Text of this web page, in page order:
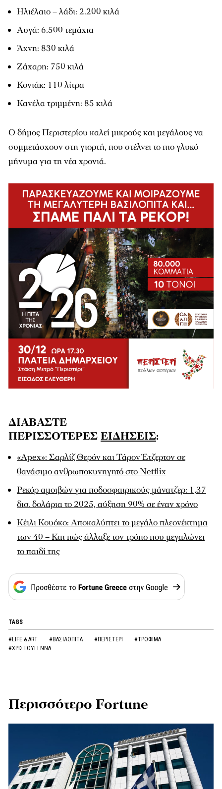
Ηλιέλαιο – λάδι: 2.200 κιλά
Αυγά: 6.500 τεμάχια
Άχνη: 830 κιλά
Ζάχαρη: 750 κιλά
Κονιάκ: 110 λίτρα
Κανέλα τριμμένη: 85 κιλά
Ο δήμος Περιστερίου καλεί μικρούς και μεγάλους να
συμμετάσχουν στη γιορτή, που στέλνει το πιο γλυκό
μήνυμα για τη νέα χρονιά.
ΔΙΑΒΑΣΤΕ
ΠΕΡΙΣΣΟΤΕΡΕΣ ΕΙΔΗΣΕΙΣ:
«Apex»: Σαρλίζ Θερόν και Τάρον Έτζερτον σε
θανάσιμο ανθρωποκυνηγητό στο Netflix
Ρεκόρ αμοιβών για ποδοσφαιρικούς μάνατζερ: 1,37
δισ. δολάρια το 2025, αύξηση 90% σε έναν χρόνο
Κέιλι Κουόκο: Αποκαλύπτει το μεγάλο πλεονέκτημα
των 40 – Και πώς άλλαξε τον τρόπο που μεγαλώνει
το παιδί της
TAGS
#LIFE & ART #ΒΑΣΙΛΟΠΙΤΑ #ΠΕΡΙΣΤΕΡΙ
#ΤΡΟΦΙΜΑ
#ΧΡΙΣΤΟΥΓΕΝΝΑ
Περισσότερο Fortune